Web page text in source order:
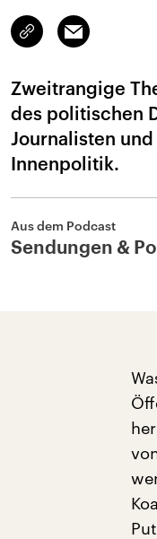
Link
kopieren/teilen
Email
Zweitrangige
des politischen
Journalisten
Innenpolitik.
Aus dem Podcast
Sendungen &